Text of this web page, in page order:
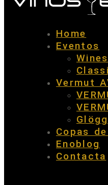
Home
Eventos
Vermut
Copas
Enoblog
Contacta